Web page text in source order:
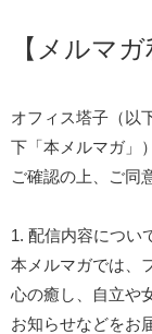
【メルマガ
オフィス塔子（以
下「本メルマガ」
ご確認の上、ご同
1. 配信内容につい
本メルマガでは、
心の癒し、自立や
お知らせなどをお